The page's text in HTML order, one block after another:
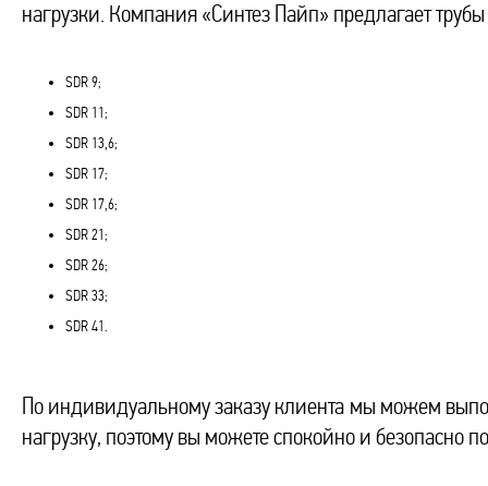
нагрузки. Компания «Синтез Пайп» предлагает
SDR 9;
SDR 11;
SDR 13,6;
SDR 17;
SDR 17,6;
SDR 21;
SDR 26;
SDR 33;
SDR 41.
По индивидуальному заказу клиента мы можем
нагрузку, поэтому вы можете спокойно и безопасно